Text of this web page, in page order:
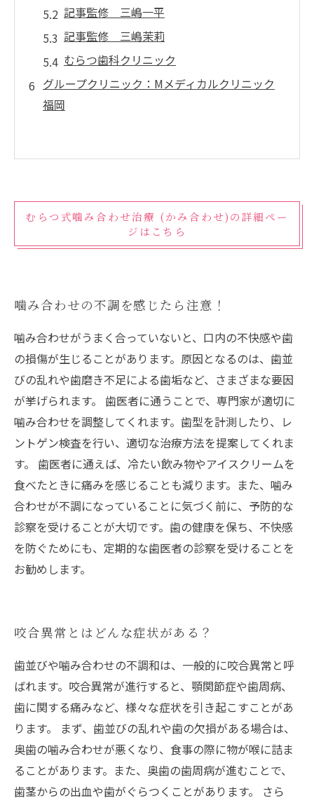
記事監修 三嶋一平
記事監修 三嶋茉莉
むらつ歯科クリニック
グループクリニック：Mメディカルクリニック
福岡
むらつ式噛み合わせ治療 (かみ合わせ)の詳細ペー
ジはこちら
噛み合わせの不調を感じたら注意！
噛み合わせがうまく合っていないと、口内の不快感や歯
の損傷が生じることがあります。原因となるのは、歯並
びの乱れや歯磨き不足による歯垢など、さまざまな要因
が挙げられます。 歯医者に通うことで、専門家が適切に
噛み合わせを調整してくれます。歯型を計測したり、レ
ントゲン検査を行い、適切な治療方法を提案してくれま
す。 歯医者に通えば、冷たい飲み物やアイスクリームを
食べたときに痛みを感じることも減ります。また、噛み
合わせが不調になっていることに気づく前に、予防的な
診察を受けることが大切です。歯の健康を保ち、不快感
を防ぐためにも、定期的な歯医者の診察を受けることを
お勧めします。
咬合異常とはどんな症状がある？
歯並びや噛み合わせの不調和は、一般的に咬合異常と呼
ばれます。咬合異常が進行すると、顎関節症や歯周病、
歯に関する痛みなど、様々な症状を引き起こすことがあ
ります。 まず、歯並びの乱れや歯の欠損がある場合は、
奥歯の噛み合わせが悪くなり、食事の際に物が喉に詰ま
ることがあります。また、奥歯の歯周病が進むことで、
歯茎からの出血や歯がぐらつくことがあります。 さら